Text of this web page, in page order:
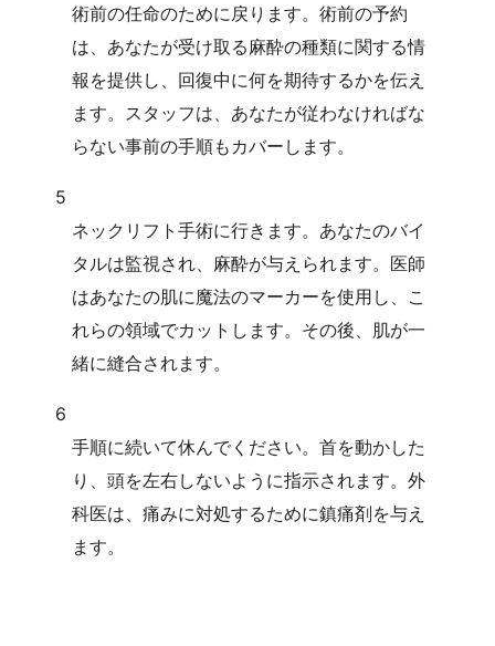
術前の任命のために戻ります。術前の予約
は、あなたが受け取る麻酔の種類に関する情
報を提供し、回復中に何を期待するかを伝え
ます。スタッフは、あなたが従わなければな
らない事前の手順もカバーします。
5
ネックリフト手術に行きます。あなたのバイ
タルは監視され、麻酔が与えられます。医師
はあなたの肌に魔法のマーカーを使用し、こ
れらの領域でカットします。その後、肌が一
緒に縫合されます。
6
手順に続いて休んでください。首を動かした
り、頭を左右しないように指示されます。外
科医は、痛みに対処するために鎮痛剤を与え
ます。